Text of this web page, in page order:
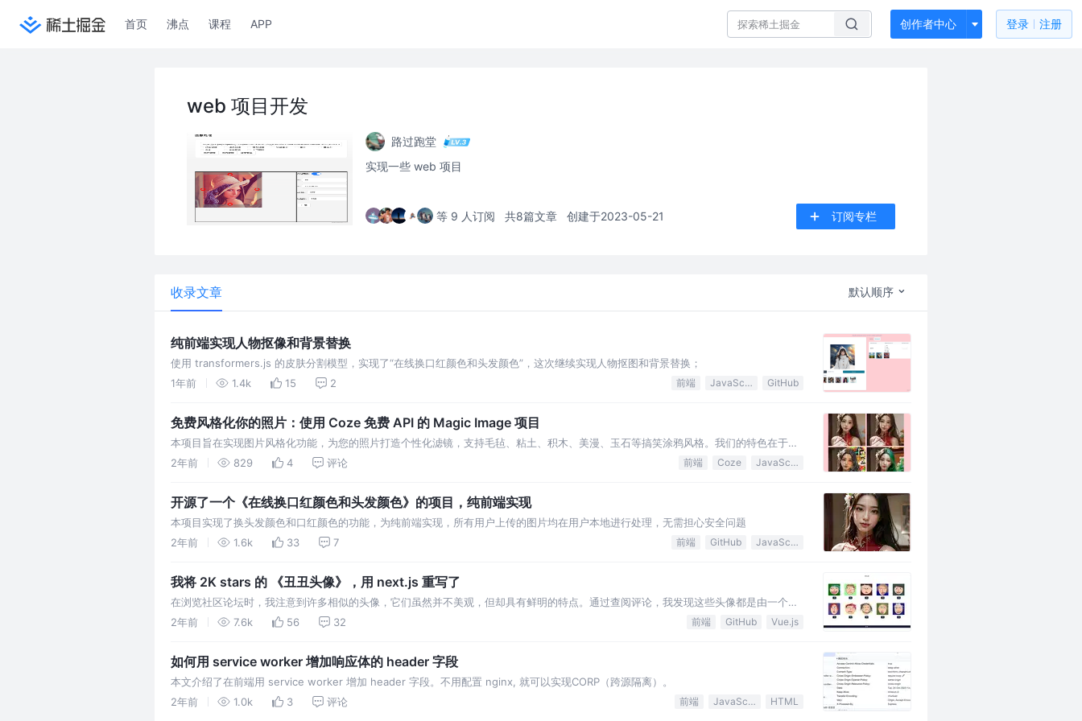
首页 沸点 课程 APP 创作者中心 登录 注册
web 项目开发
路过跑堂
实现一些 web 项目
等 9 人订阅 共8篇文章 创建于2023-05-21 订阅专栏
收录文章 默认顺序
纯前端实现人物抠像和背景替换
使用 transformers.js 的皮肤分割模型，实现了“在线换口红颜色和头发颜色”，这次继续实现人物抠图和背景替换；
1年前
1.4k 15 2 前端 JavaScript GitHub
免费风格化你的照片：使用 Coze 免费 API 的 Magic Image 项目
本项目旨在实现图片风格化功能，为您的照片打造个性化滤镜，支持毛毡、粘土、积木、美漫、玉石等搞笑涂鸦风格。我们的特色在于使
用了 coze 的免费 api，尽管其限制较多。
2年前 829 4 评论 前端 Coze JavaScript
开源了一个《在线换口红颜色和头发颜色》的项目，纯前端实现
本项目实现了换头发颜色和口红颜色的功能，为纯前端实现，所有用户上传的图片均在用户本地进行处理，无需担心安全问题
2年前
1.6k 33 7 前端 GitHub JavaScript
我将 2K stars 的 《丑丑头像》，用 next.js 重写了
在浏览社区论坛时，我注意到许多相似的头像，它们虽然并不美观，但却具有鲜明的特点。通过查阅评论，我发现这些头像都是由一个开
源的头像生成工具制作的。本文中的头像生成部分，将参考该项目进行讨论。
2年前 7.6k 56 32 前端 GitHub Vue.js
如何用 service worker 增加响应体的 header 字段
本文介绍了在前端用 service worker 增加 header 字段。不用配置 nginx, 就可以实现CORP（跨源隔离）。
2年前
1.0k 3 评论 前端 JavaScript HTML